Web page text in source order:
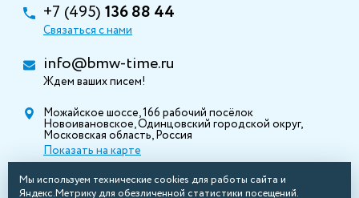
+7 (495) 136 88 44
Связаться с нами
info@bmw-time.ru
Ждем ваших писем!
Можайское шоссе, 166 рабочий посёлок
Новоивановское, Одинцовский городской округ,
Московская область, Россия
Показать на карте
Мы используем технические cookies для работы сайта и
Яндекс.Метрику для обезличенной статистики посещений.